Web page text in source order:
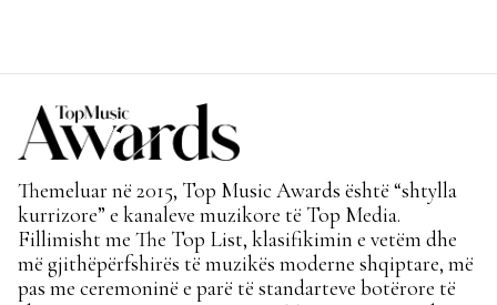
Themeluar në 2015, Top Music Awards është “shtylla
kurrizore” e kanaleve muzikore të Top Media.
Fillimisht me The Top List, klasifikimin e vetëm dhe
më gjithëpërfshirës të muzikës moderne shqiptare, më
pas me ceremoninë e parë të standarteve botërore të